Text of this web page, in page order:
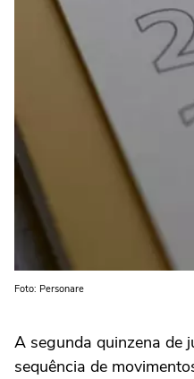
Foto: Personare
A segunda quinzena de
sequência de